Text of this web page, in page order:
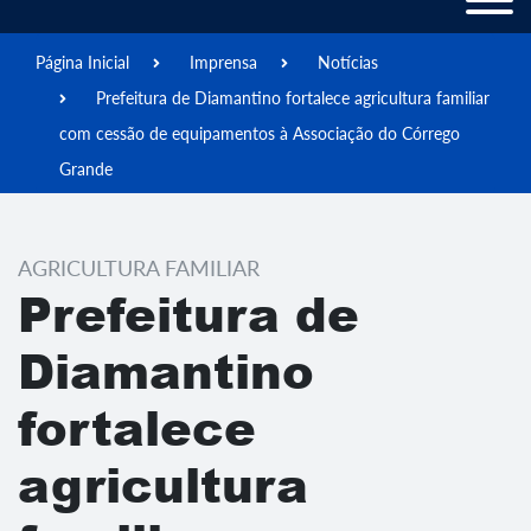
Página Inicial Imprensa
Notícias
Prefeitura de Diamantino fortalece agricultura familiar
com cessão de equipamentos à Associação do Córrego
Grande
AGRICULTURA FAMILIAR
Prefeitura de
Diamantino
fortalece
agricultura